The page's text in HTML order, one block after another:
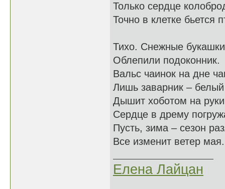
Только сердце
Точно в клетке бьется
Тихо. Снежные букашки
Облепили подоконник.
Вальс чаинок на дне
Лишь заварник –
Дышит хоботом на
Сердце в дрему
Пусть, зима – сезон
Все изменит ветер мая.
Елена Лайцан